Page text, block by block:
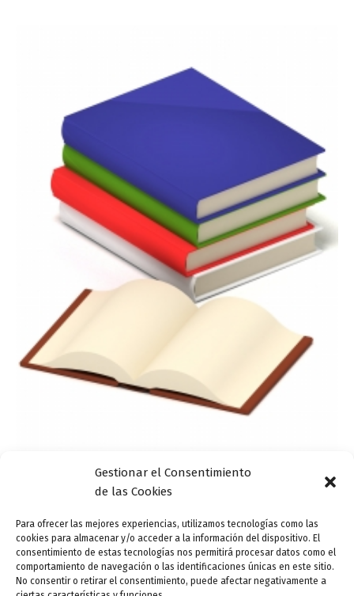
Gestionar el Consentimiento
de las Cookies
Para ofrecer las mejores experiencias, utilizamos tecnologías como las
cookies para almacenar y/o acceder a la información del dispositivo. El
consentimiento de estas tecnologías nos permitirá procesar datos como el
comportamiento de navegación o las identificaciones únicas en este sitio.
No consentir o retirar el consentimiento, puede afectar negativamente a
Inauguración de la Feria del Libro de Valladolid
ensutinta/26 abril, 2013
La 46 Feria del Libro de Valladolid copa todas las
atenciones. Para este viernes os dejamos de forma